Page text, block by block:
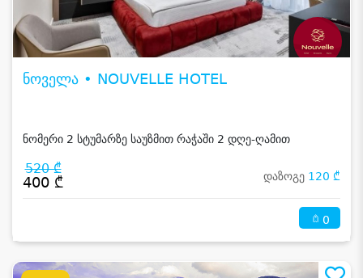
ნოველა • NOUVELLE HOTEL
ნომერი 2 სტუმარზე საუზმით რაჭაში 2 დღე-ღამით
520 ₾
400 ₾ დაზოგე 120 ₾
0